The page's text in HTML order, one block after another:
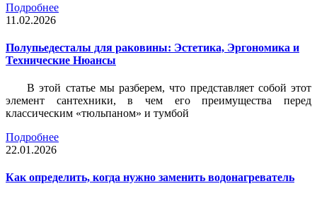
Подробнее
11.02.2026
Полупьедесталы для раковины: Эстетика, Эргономика и
Технические Нюансы
В этой статье мы разберем, что представляет собой этот
элемент сантехники, в чем его преимущества перед
классическим «тюльпаном» и тумбой
Подробнее
22.01.2026
Как определить, когда нужно заменить водонагреватель